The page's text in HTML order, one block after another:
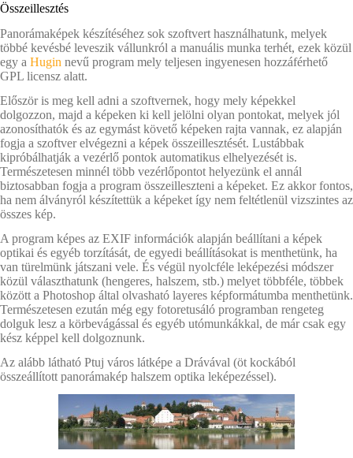
Összeillesztés
Panorámaképek készítéséhez sok szoftvert használhatunk, melyek
többé kevésbé leveszik vállunkról a manuális munka terhét, ezek közül
egy a Hugin nevű program mely teljesen ingyenesen hozzáférhető
GPL licensz alatt.
Először is meg kell adni a szoftvernek, hogy mely képekkel
dolgozzon, majd a képeken ki kell jelölni olyan pontokat, melyek jól
azonosíthatók és az egymást követő képeken rajta vannak, ez alapján
fogja a szoftver elvégezni a képek összeillesztését. Lustábbak
kipróbálhatják a vezérlő pontok automatikus elhelyezését is.
Természetesen minnél több vezérlőpontot helyezünk el annál
biztosabban fogja a program összeilleszteni a képeket. Ez akkor fontos,
ha nem álványról készítettük a képeket így nem feltétlenül vizszintes az
összes kép.
A program képes az EXIF információk alapján beállítani a képek
optikai és egyéb torzítását, de egyedi beállításokat is menthetünk, ha
van türelmünk játszani vele. És végül nyolcféle leképezési módszer
közül választhatunk (hengeres, halszem, stb.) melyet többféle, többek
között a Photoshop által olvasható layeres képformátumba menthetünk.
Természetesen ezután még egy fotoretusáló programban rengeteg
dolguk lesz a körbevágással és egyéb utómunkákkal, de már csak egy
kész képpel kell dolgoznunk.
Az alább látható Ptuj város látképe a Drávával (öt kockából
összeállított panorámakép halszem optika leképezéssel).